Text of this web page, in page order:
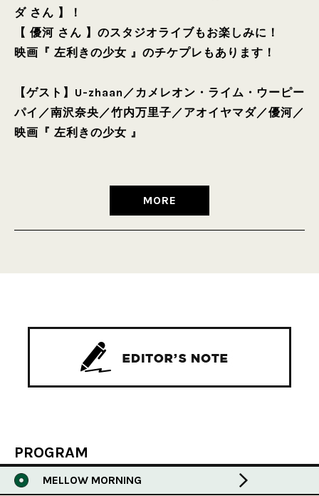
ダ さん 】！
【 優河 さん 】のスタジオライブもお楽しみに！
映画『 左利きの少女 』のチケプレもあります！
【ゲスト】 U-zhaan ／カメレオン・ライム・ウーピー
パイ ／南沢奈央／竹内万里子／アオイヤマダ／優河／
映画『 左利きの少女 』
MORE
PROGRAM
MELLOW MORNING